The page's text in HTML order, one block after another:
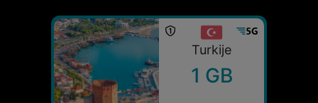
Turkije
1 GB